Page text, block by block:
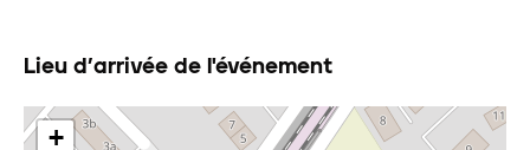
Lieu d’arrivée de l'événement
+